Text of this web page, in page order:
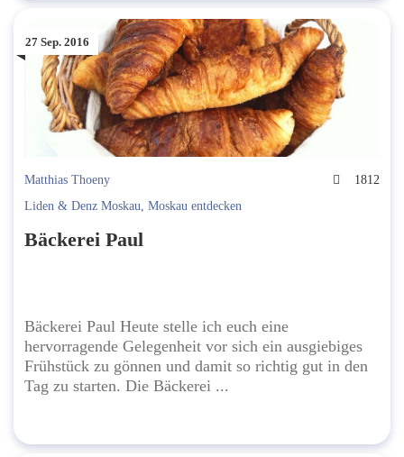
27 Sep. 2016
Matthias Thoeny
1812
Liden & Denz Moskau, Moskau entdecken
Bäckerei Paul
Bäckerei Paul Heute stelle ich euch eine
hervorragende Gelegenheit vor sich ein ausgiebiges
Frühstück zu gönnen und damit so richtig gut in den
Tag zu starten. Die Bäckerei ...